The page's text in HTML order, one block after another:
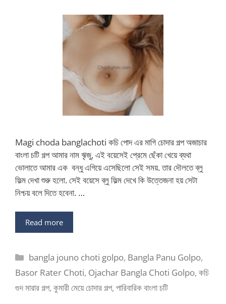
Magi choda banglachoti কচি পোদ এর মাগি চোদার গল্প অজাচার
বাংলা চটি গল্প আমার নাম ৠজু, এই বয়েসেই প্রেমে ছেঁকা খেয়ে ব্যথা
ভোলাতে আমার এক বন্ধু এগিয়ে এসেছিলো সেই সময়. তার দৌলতে ব্লু
ফিল্ম দেখা শুরু হলো. সেই বয়েসে ব্লু ফিল্ম দেখে কি উত্তেজনা হয় সেটা
নিশ্চয় বলে দিতে হবেনা. …
Read more
Categories
bangla jouno choti golpo, Bangla Panu Golpo,
Basor Rater Choti, Ojachar Bangla Choti Golpo, কচি
গুদ মারার গল্প, কুমারী মেয়ে চোদার গল্প, পারিবারিক বাংলা চটি